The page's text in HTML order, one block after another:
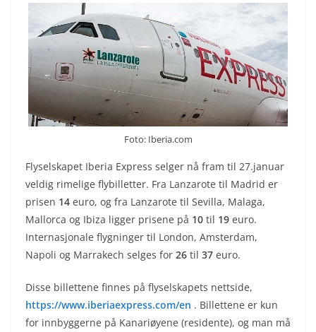
Foto: Iberia.com
Flyselskapet Iberia Express selger nå fram til 27.januar
veldig rimelige flybilletter. Fra Lanzarote til Madrid er
prisen 14 euro, og fra Lanzarote til Sevilla, Malaga,
Mallorca og Ibiza ligger prisene på 10 til 19 euro.
Internasjonale flygninger til London, Amsterdam,
Napoli og Marrakech selges for 26 til 37 euro.
Disse billettene finnes på flyselskapets nettside,
https://www.iberiaexpress.com/en . Billettene er kun
for innbyggerne på Kanariøyene (residente), og man må